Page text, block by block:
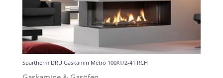
Spartherm DRU Gaskamin Metro 100XT/2-41 RCH